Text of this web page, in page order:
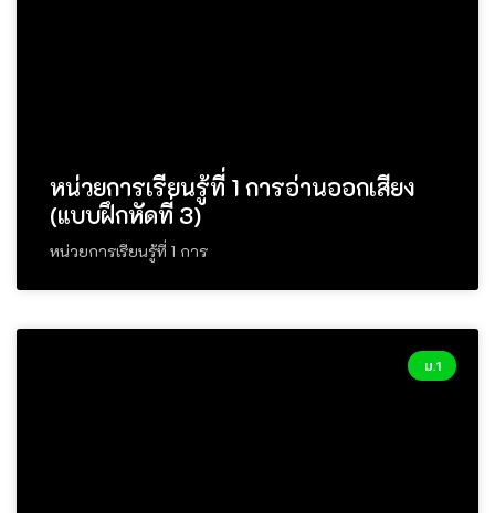
หน่วยการเรียนรู้ที่ 1 การอ่านออกเสียง
(แบบฝึกหัดที่ 3)
หน่วยการเรียนรู้ที่ 1 การ
ม.1